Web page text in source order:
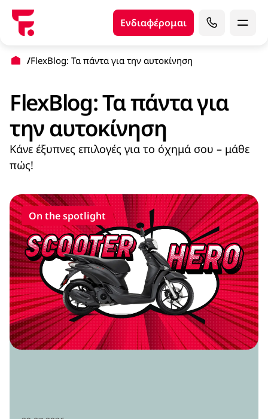
Ενδιαφέρομαι
FlexBlog: Τα πάντα για την αυτοκίνηση
FlexBlog: Τα πάντα για
την αυτοκίνηση
Κάνε έξυπνες επιλογές για το όχημά σου – μάθε
πώς!
On the spotlight